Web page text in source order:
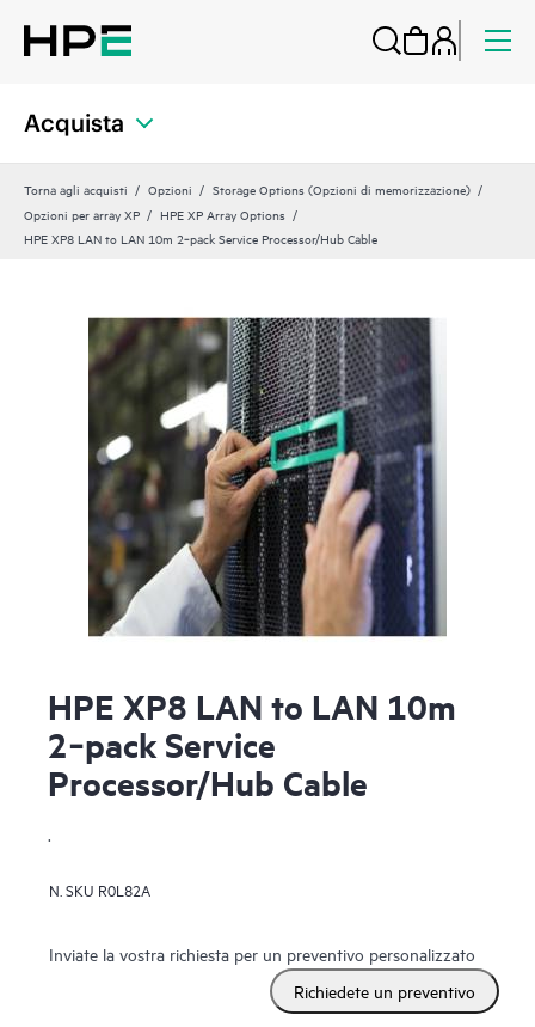
Acquista
Torna agli acquisti Opzioni
Storage Options (Opzioni di memorizzazione)
Opzioni per array XP
HPE XP Array Options
HPE XP8 LAN to LAN 10m 2‑pack Service Processor/Hub Cable
HPE XP8 LAN to LAN 10m
2‑pack Service
Processor/Hub Cable
N. SKU R0L82A
Inviate la vostra richiesta per un preventivo personalizzato
Richiedete un preventivo